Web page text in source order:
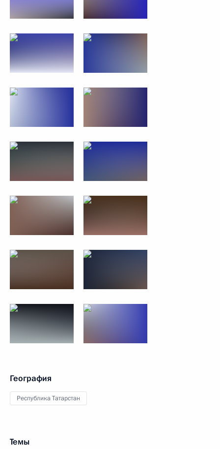
География
Республика Татарстан
Темы